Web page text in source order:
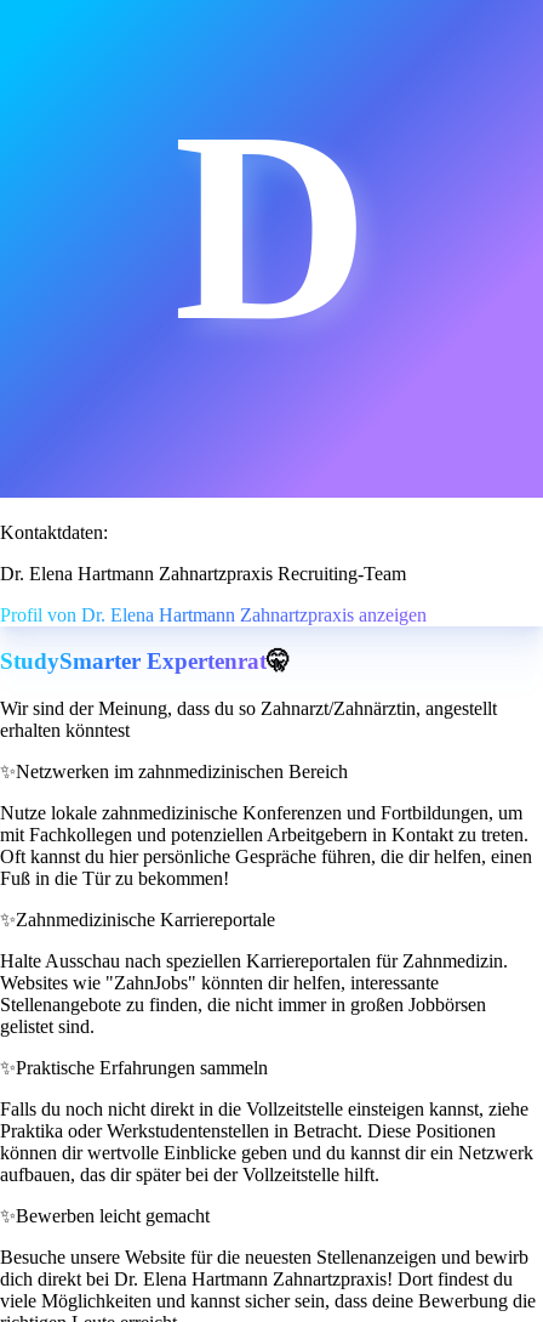
D
Kontaktdaten:
Dr. Elena Hartmann Zahnartzpraxis Recruiting-Team
Profil von Dr. Elena Hartmann Zahnartzpraxis anzeigen
StudySmarter Expertenrat🤫
Wir sind der Meinung, dass du so Zahnarzt/Zahnärztin, angestellt
erhalten könntest
✨Netzwerken im zahnmedizinischen Bereich
Nutze lokale zahnmedizinische Konferenzen und Fortbildungen, um
mit Fachkollegen und potenziellen Arbeitgebern in Kontakt zu treten.
Oft kannst du hier persönliche Gespräche führen, die dir helfen, einen
Fuß in die Tür zu bekommen!
✨Zahnmedizinische Karriereportale
Halte Ausschau nach speziellen Karriereportalen für Zahnmedizin.
Websites wie "ZahnJobs" könnten dir helfen, interessante
Stellenangebote zu finden, die nicht immer in großen Jobbörsen
gelistet sind.
✨Praktische Erfahrungen sammeln
Falls du noch nicht direkt in die Vollzeitstelle einsteigen kannst, ziehe
Praktika oder Werkstudentenstellen in Betracht. Diese Positionen
können dir wertvolle Einblicke geben und du kannst dir ein Netzwerk
aufbauen, das dir später bei der Vollzeitstelle hilft.
✨Bewerben leicht gemacht
Besuche unsere Website für die neuesten Stellenanzeigen und bewirb
dich direkt bei Dr. Elena Hartmann Zahnartzpraxis! Dort findest du
viele Möglichkeiten und kannst sicher sein, dass deine Bewerbung die